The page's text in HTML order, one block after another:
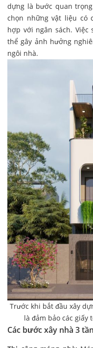
dựng là bước quan
chọn những vật liệu có
hợp với ngân sách.
thể gây ảnh hưởng
ngôi nhà.
Trước khi bắt đầu xây
là đảm bảo các giấy
Các bước xây nhà 3